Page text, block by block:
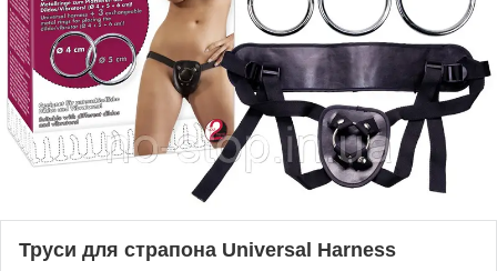
Труси для страпона Universal Harness